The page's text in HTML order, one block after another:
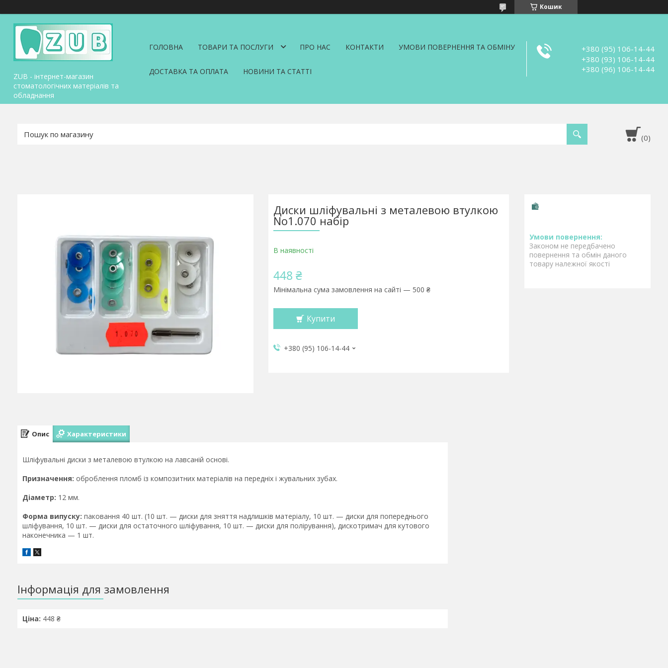
Кошик
ZUB - інтернет-магазин
стоматологічних матеріалів та
обладнання
ГОЛОВНА ТОВАРИ ТА ПОСЛУГИ ПРО НАС КОНТАКТИ УМОВИ ПОВЕРНЕННЯ ТА ОБМІНУ
ДОСТАВКА ТА ОПЛАТА НОВИНИ ТА СТАТТІ
+380 (95) 106-14-44
+380 (93) 106-14-44
+380 (96) 106-14-44
Диски шліфувальні з металевою втулкою
No1.070 набір
В наявності
448 ₴
Мінімальна сума замовлення на сайті — 500 ₴
Купити
+380 (95) 106-14-44
Законом не передбачено
повернення та обмін даного
товару належної якості
Опис Характеристики
Шліфувальні диски з металевою втулкою на лавсаній основі.
Призначення: оброблення пломб із композитних матеріалів на передніх і жувальних зубах.
Діаметр: 12 мм.
Форма випуску: паковання 40 шт. (10 шт. — диски для зняття надлишків матеріалу, 10 шт. — диски для попереднього
шліфування, 10 шт. — диски для остаточного шліфування, 10 шт. — диски для полірування), дискотримач для кутового
наконечника — 1 шт.
Інформація для замовлення
Ціна: 448 ₴